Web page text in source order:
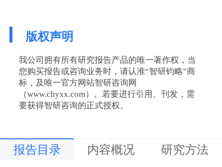
版权声明
我公司拥有所有研究报告产品的唯一著作权，当
您购买报告或咨询业务时，请认准“智研钧略”商
标，及唯一官方网站智研咨询网
（www.chyxx.com）。若要进行引用、刊发，需
要获得智研咨询的正式授权。
报告目录 内容概况 研究方法